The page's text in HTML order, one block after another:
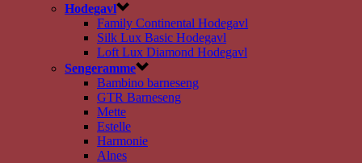
Hodegavl
Family Continental Hodegavl
Silk Lux Basic Hodegavl
Loft Lux Diamond Hodegavl
Sengeramme
Bambino barneseng
GTR Barneseng
Mette
Estelle
Harmonie
Alnes